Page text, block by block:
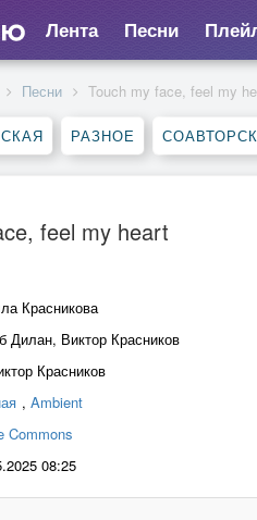
Лента Песни
Песни Touch my face, feel my
РАЗНОЕ
feel my heart
Красникова
Дилан, Виктор Красников
Красников
, Ambient
Commons
08:25